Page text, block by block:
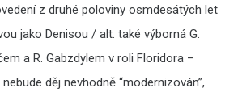
z druhé poloviny osmdesátých let
jako Denisou / alt. také výborná G.
a R. Gabzdylem v roli Floridora –
děj nevhodně “modernizován”,